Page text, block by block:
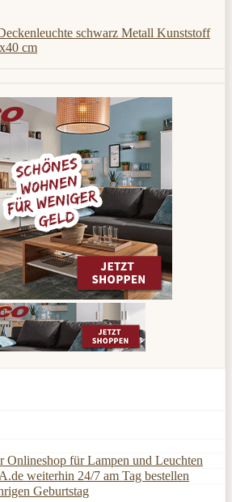
schwarz Metall Kunststoff
cm
Onlineshop für Lampen und Leuchten
weiterhin 24/7 am Tag bestellen
Geburtstag